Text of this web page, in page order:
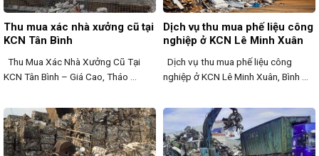
Thu mua xác nhà xưởng cũ tại
KCN Tân Bình
Thu Mua Xác Nhà Xưởng Cũ Tại
KCN Tân Bình – Giá Cao, Tháo ...
Dịch vụ thu mua phế liệu công
nghiệp ở KCN Lê Minh Xuân
Dịch vụ thu mua phế liệu công
nghiệp ở KCN Lê Minh Xuân, Bình ...